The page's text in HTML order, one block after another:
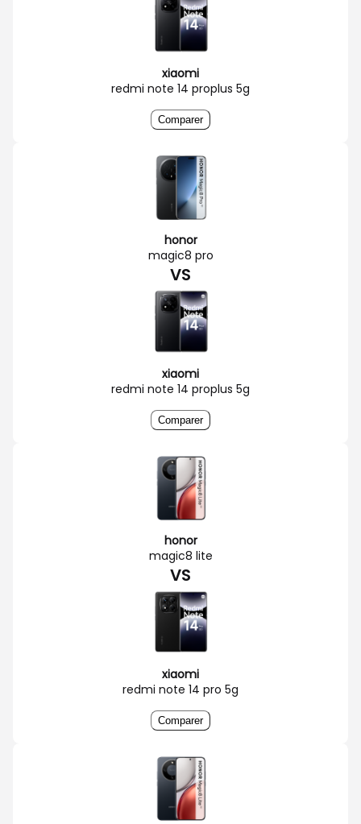
xiaomi
redmi note 14 proplus 5g
Comparer
honor
magic8 pro
VS
xiaomi
redmi note 14 proplus 5g
Comparer
honor
magic8 lite
VS
xiaomi
redmi note 14 pro 5g
Comparer